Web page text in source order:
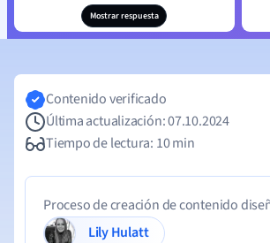
Mostrar respuesta
Contenido verificado
Última actualización: 07.10.2024
Tiempo de lectura: 10 min
Proceso de creación de contenido
Lily Hulatt